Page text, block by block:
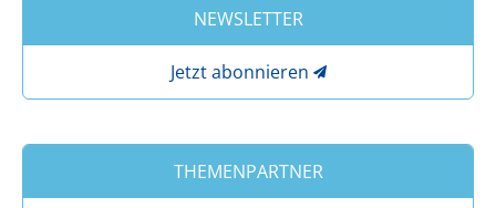
NEWSLETTER
Jetzt abonnieren
THEMENPARTNER